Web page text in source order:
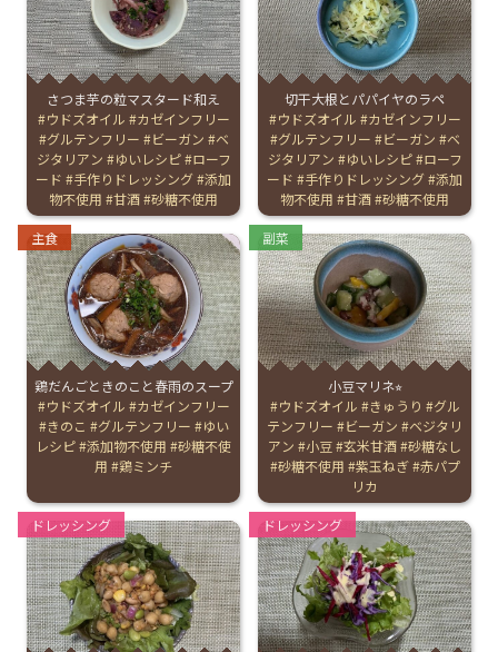
さつま芋の粒マスタード和え
Tags:
ウドズオイル
カゼインフリー
グルテンフリー
ビーガン
ベ
ジタリアン
ゆいレシピ ローフ
ード
手作りドレッシング 添加
物不使用
甘酒 砂糖不使用
切干大根とパパイヤのラペ
Tags:
ウドズオイル
カゼインフリー
グルテンフリー
ビーガン
ベ
ジタリアン
ゆいレシピ ローフ
ード
手作りドレッシング 添加
物不使用
甘酒 砂糖不使用
Categories:
主食
鶏だんごときのこと春雨のスープ
Tags:
ウドズオイル
カゼインフリー
きのこ
グルテンフリー
ゆい
レシピ 添加物不使用
砂糖不使
用
鶏ミンチ
Categories:
副菜
小豆マリネ⭐︎
Tags:
ウドズオイル きゅうり
グル
テンフリー
ビーガン
ベジタリ
アン
小豆 玄米甘酒 砂糖なし
砂糖不使用
紫玉ねぎ 赤パプ
リカ
Categories:
ドレッシング Categories:
ドレッシング
English Page